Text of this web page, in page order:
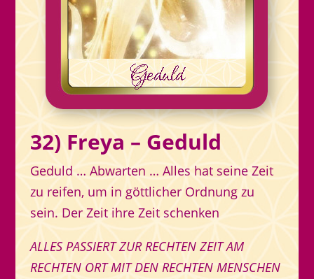
32) Freya – Geduld
Geduld … Abwarten … Alles hat seine Zeit
zu reifen, um in göttlicher Ordnung zu
sein. Der Zeit ihre Zeit schenken
ALLES PASSIERT ZUR RECHTEN ZEIT AM
RECHTEN ORT MIT DEN RECHTEN MENSCHEN